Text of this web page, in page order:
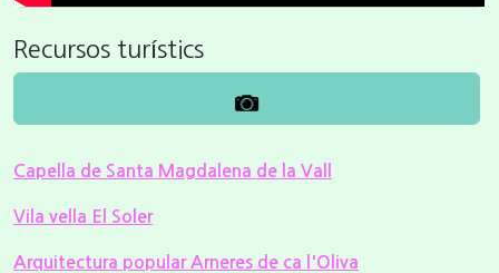
Recursos turístics
Capella de Santa Magdalena de la Vall
Vila vella El Soler
Arquitectura popular Arneres de ca l'Oliva